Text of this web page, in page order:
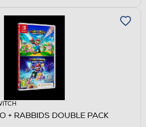
+ RABBIDS DOUBLE PACK